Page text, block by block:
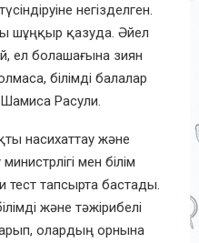
негізделген.
шұңқыр қазуда. Әйел
ел болашағына зиян
білімді балалар
Расули.
насихаттау және
мен білім
тест тапсырта бастады.
және тәжірибелі
олардың орнына